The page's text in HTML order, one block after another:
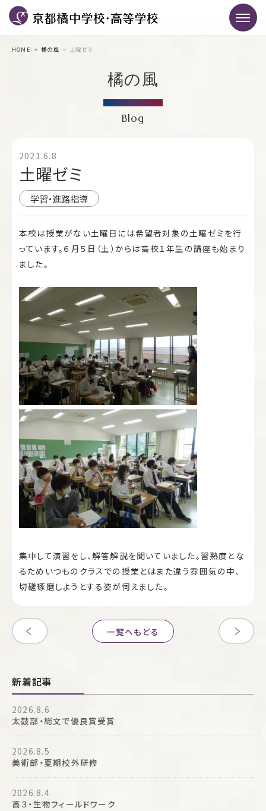
HOME 橘の風 土曜ゼミ
橘の風
Blog
2021.6.8
土曜ゼミ
学習・進路指導
本校は授業がない土曜日には希望者対象の土曜ゼミを行
っています。６月５日（土）からは高校１年生の講座も始まり
ました。
集中して演習をし、解答解説を聞いていました。習熟度とな
るためいつものクラスでの授業とはまた違う雰囲気の中、
切磋琢磨しようとする姿が伺えました。
一覧へもどる
新着記事
2026.8.6
太鼓部・総文で優良賞受賞
2026.8.5
美術部・夏期校外研修
2026.8.4
高３・生物フィールドワーク